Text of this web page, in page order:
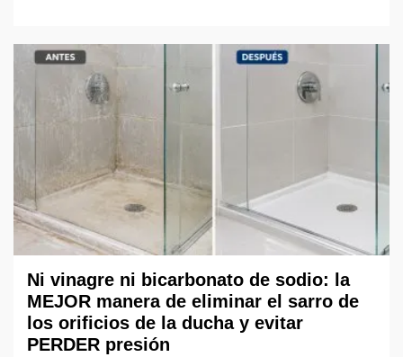
Ni vinagre ni bicarbonato de sodio: la
MEJOR manera de eliminar el sarro de
los orificios de la ducha y evitar
PERDER presión